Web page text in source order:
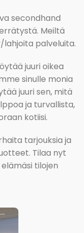
secondhand
Meiltä
palveluita.
juuri oikea
sinulle monia
juuri sen, mitä
ja turvallista,
kotiisi.
tarjouksia ja
Tilaa nyt
tilojen